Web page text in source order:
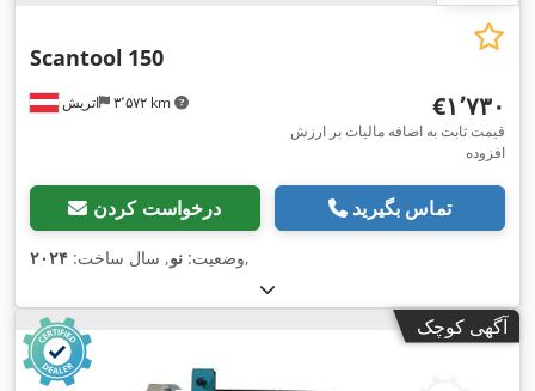
اتریش ۳٬۵۷۲ km
Scantool 150
‎€۱٬۷۳۰
قیمت ثابت به اضافه مالیات بر ارزش
افزوده
درخواست کردن تماس بگیرید
وضعیت: نو, سال ساخت: ۲۰۲۴ ,
آگهی کوچک